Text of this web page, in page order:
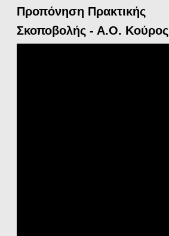
Προπόνηση Πρακτικής
Σκοποβολής - Α.Ο. Κούρος